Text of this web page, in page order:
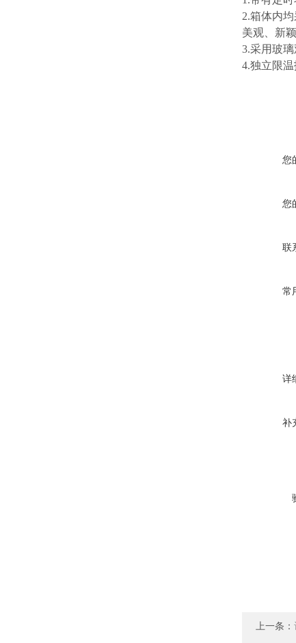
2.箱体内
美观、新颖
3.采用玻璃
4.独立限
您
您
联
常
详
补
上一条：